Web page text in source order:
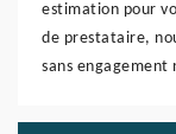
estimation pour
de prestataire,
sans engagement